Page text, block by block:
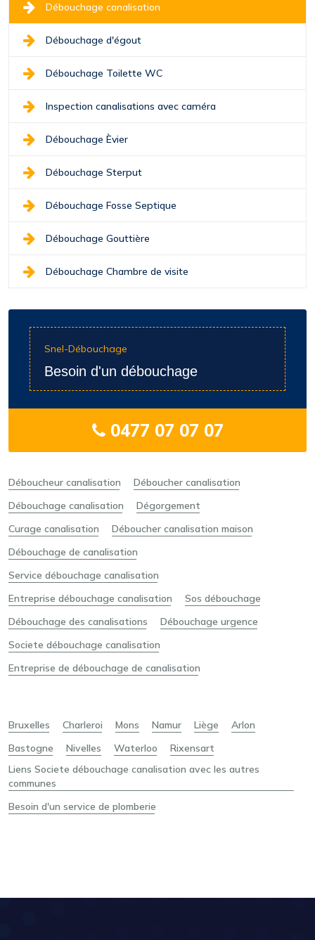
Débouchage canalisation
Débouchage d'égout
Débouchage Toilette WC
Inspection canalisations avec caméra
Débouchage Èvier
Débouchage Sterput
Débouchage Fosse Septique
Débouchage Gouttière
Débouchage Chambre de visite
Snel-Débouchage
Besoin d'un débouchage
0477 07 07 07
Déboucheur canalisation
Déboucher canalisation
Débouchage canalisation
Dégorgement
Curage canalisation
Déboucher canalisation maison
Débouchage de canalisation
Service débouchage canalisation
Entreprise débouchage canalisation
Sos débouchage
Débouchage des canalisations
Débouchage urgence
Societe débouchage canalisation
Entreprise de débouchage de canalisation
Bruxelles Charleroi Mons Namur Liège
Arlon
Bastogne
Nivelles Waterloo
Rixensart
Liens Societe débouchage canalisation avec les autres
communes
Besoin d'un service de plomberie